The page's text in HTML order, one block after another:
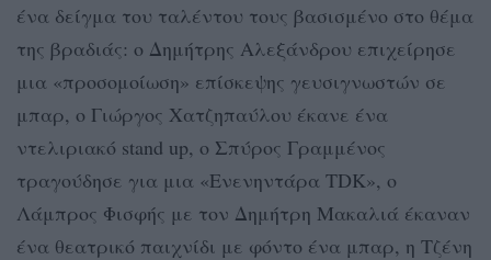
ένα δείγμα του ταλέντου τους βασισμένο στο θέμα
της βραδιάς: ο Δημήτρης Αλεξάνδρου επιχείρησε
μια «προσομοίωση» επίσκεψης γευσιγνωστών σε
μπαρ, ο Γιώργος Χατζηπαύλου έκανε ένα
ντελιριακό stand up, ο Σπύρος Γραμμένος
τραγούδησε για μια «Ενενηντάρα TDK», ο
Λάμπρος Φισφής με τον Δημήτρη Μακαλιά έκαναν
ένα θεατρικό παιχνίδι με φόντο ένα μπαρ, η Τζένη